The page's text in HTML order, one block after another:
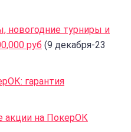
новогодние турниры и
руб (9 декабря-23
гарантия
акции на ПокерОК